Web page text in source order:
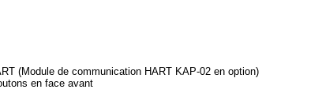
(Module de communication HART KAP-02 en option)
en face avant